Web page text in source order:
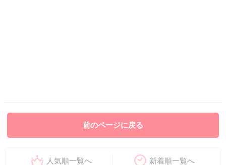
前のページに戻る
人気順一覧へ 新着順一覧へ